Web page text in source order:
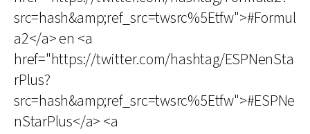
src=hash&amp;ref_src=twsrc%5Etfw">#Formul
a2</a> en <a
href="https://twitter.com/hashtag/ESPNenSta
rPlus?
src=hash&amp;ref_src=twsrc%5Etfw">#ESPNe
nStarPlus</a> <a